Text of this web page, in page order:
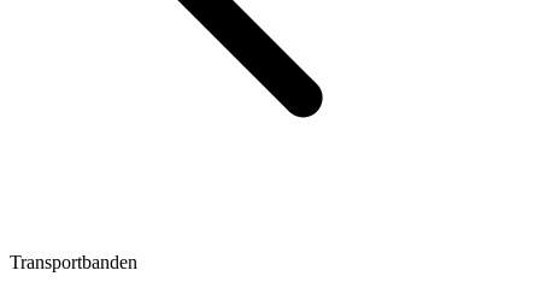
Transportbanden